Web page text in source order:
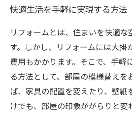
快適生活を手軽に実現する方法
リフォームとは、住まいを快適な
す。しかし、リフォームには大掛
費用もかかります。そこで、手軽
る方法として、部屋の模様替えを
ば、家具の配置を変えたり、壁紙
けでも、部屋の印象ががらりと変